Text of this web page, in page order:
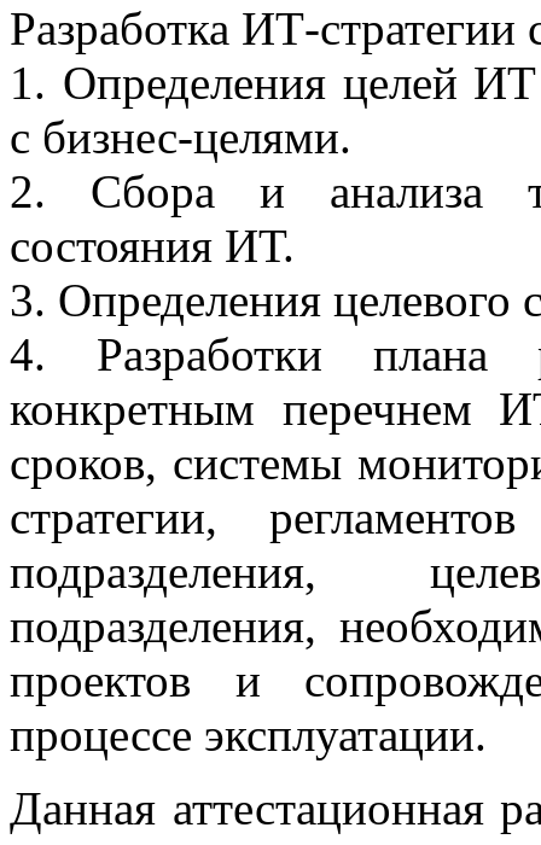
Разработка ИТ-
1. Определения целей ИТ
с бизнес-целями.
2. Сбора и анализа
состояния ИТ.
3. Определения целевого
4. Разработки плана
конкретным перечнем
сроков, системы
стратегии,
подразделения,
подразделения,
проектов и
процессе эксплуатации.
Данная аттестационная